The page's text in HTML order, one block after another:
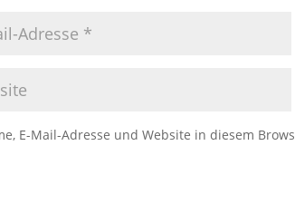
E-Mail-Adresse und Website in diesem